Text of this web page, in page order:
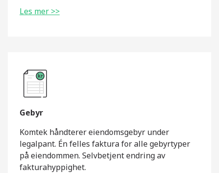
Les mer >>
Gebyr
Komtek håndterer eiendomsgebyr under
legalpant. Én felles faktura for alle gebyrtyper
på eiendommen. Selvbetjent endring av
fakturahyppighet.